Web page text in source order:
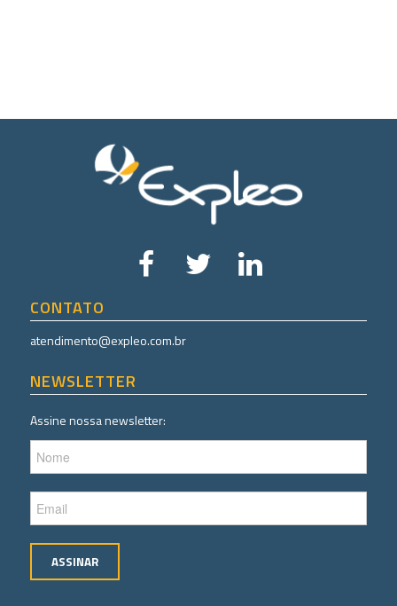
CONTATO
atendimento@expleo.com.br
NEWSLETTER
Assine nossa newsletter: